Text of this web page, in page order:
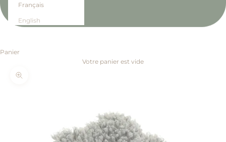
Français
English
Panier
Votre panier est vide
Zoomer sur l'image